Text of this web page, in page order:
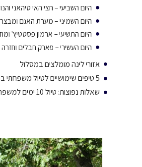
היום השביעי – חצי האי טיהאני
היום השמיני – מערת האגם ומבצר
היום התשיעי – ארמון פסטטיץ'
היום העשירי – פארק חבלים
אזורי לינה מומלצים במסלול
5 טיפים שימושיים לטיול משפחתי בהונגריה
שאלות נפוצות: טיול 10 ימים למשפחות בהונגריה